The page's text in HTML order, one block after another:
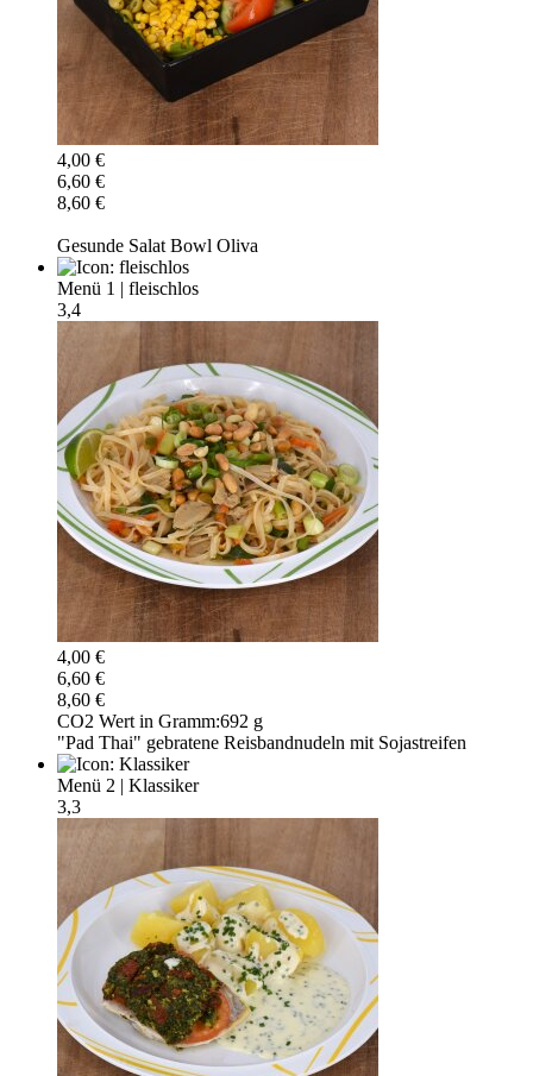
4,00 €
6,60 €
8,60 €
Gesunde Salat Bowl Oliva
Menü 1 | fleischlos
3,4
4,00 €
6,60 €
8,60 €
CO2 Wert in Gramm:692 g
"Pad Thai" gebratene Reisbandnudeln mit Sojastreifen
Menü 2 | Klassiker
3,3